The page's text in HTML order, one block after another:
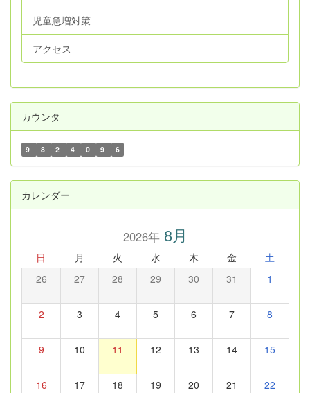
児童急増対策
アクセス
カウンタ
9 8 2 4 0 9 6
カレンダー
2026年8月
日 月 火 水 木 金 土
26 27 28 29 30 31 1
2 3 4 5 6 7 8
9 10 11 12 13 14 15
16 17 18 19 20 21 22